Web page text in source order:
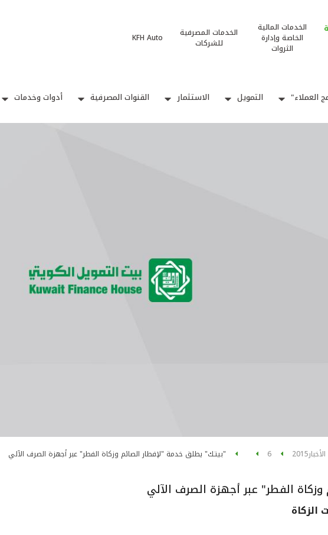
الخدمات المالية
الخاصة وإدارة
الثروات
الخدمات المصرفية
للشركات
KFH Auto
العملاء" التمويل الاستثمار القنوات المصرفية أدوات وخدمات
الأخبار2015
6 "بيتـك" يطلق خدمة "لإفطار الصائم وزكاة الفطر" عبر أجهزة الصرف الآلي
الفطر" عبر أجهزة الصرف الآلي
الزكاة